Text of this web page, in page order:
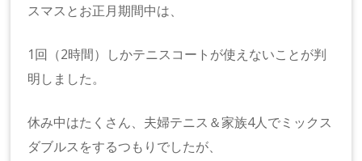
スマスとお正月期間中は、
1回（2時間）しかテニスコートが使えないことが判
明しました。
休み中はたくさん、夫婦テニス＆家族4人でミックス
ダブルスをするつもりでしたが、